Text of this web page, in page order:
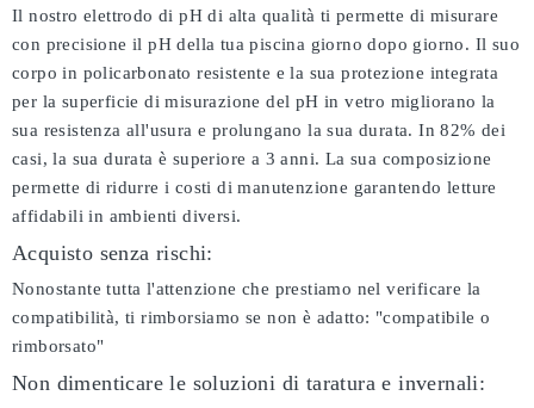
Il nostro elettrodo di pH di alta qualità ti permette di misurare
con precisione il pH della tua piscina giorno dopo giorno. Il suo
corpo in policarbonato resistente e la sua protezione integrata
per la superficie di misurazione del pH in vetro migliorano la
sua resistenza all'usura e prolungano la sua durata. In 82% dei
casi, la sua durata è superiore a 3 anni. La sua composizione
permette di ridurre i costi di manutenzione garantendo letture
affidabili in ambienti diversi.
Acquisto senza rischi:
Nonostante tutta l'attenzione che prestiamo nel verificare la
compatibilità, ti rimborsiamo se non è adatto: "compatibile o
rimborsato"
Non dimenticare le soluzioni di taratura e invernali: